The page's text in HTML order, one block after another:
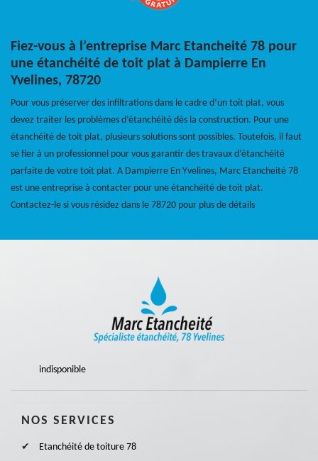
Fiez-vous à l’entreprise Marc Etancheité 78 pour
une étanchéité de toit plat à Dampierre En
Yvelines, 78720
Pour vous préserver des infiltrations dans le cadre d’un toit plat, vous
devez traiter les problèmes d’étanchéité dès la construction. Pour une
étanchéité de toit plat, plusieurs solutions sont possibles. Toutefois, il faut
se fier à un professionnel pour vous garantir des travaux d’étanchéité
parfaite de votre toit plat. A Dampierre En Yvelines, Marc Etancheité 78
est une entreprise à contacter pour une étanchéité de toit plat.
Contactez-le si vous résidez dans le 78720 pour plus de détails
indisponible
NOS SERVICES
Etanchéité de toiture 78